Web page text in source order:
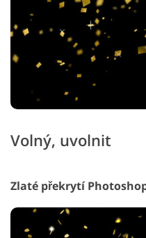
Volný, uvolnit
Zlaté překrytí